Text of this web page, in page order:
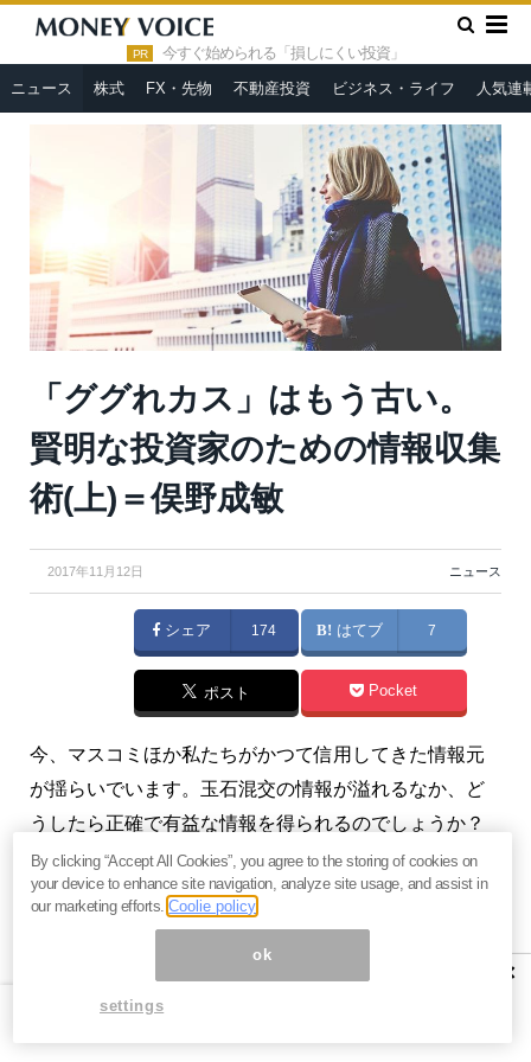
PR 今すぐ始められる「損しにくい投資」
ニュース 株式 FX・先物 不動産投資 ビジネス・ライフ 人気連
HOME » ニュース »
「ググれカス」はもう古い。賢明な投資家
のための情報収集術(上)＝俣野成敏
「ググれカス」はもう古い。
賢明な投資家のための情報収集
術(上)＝俣野成敏
2017年11月12日 ニュース
シェア 174 はてブ 7
ポスト Pocket
今、マスコミほか私たちがかつて信用してきた情報元
が揺らいでいます。玉石混交の情報が溢れるなか、ど
うしたら正確で有益な情報を得られるのでしょうか？
（俣野成敏の『トップ1％の人だけが知っている「お金
の真実」』実践編）
プロフィール：俣野成敏（またのなるとし）
30歳の時に遭遇したリストラと同時に公募された社内
ベンチャー制度で一念発起。年商14億円の企業に育て
る。33歳で東証一部上場グループ約130社の現役最年少
×
By clicking “Accept All Cookies”, you agree to the storing of cookies on
your device to enhance site navigation, analyze site usage, and assist in
our marketing efforts.Coolie policy
ok
settings